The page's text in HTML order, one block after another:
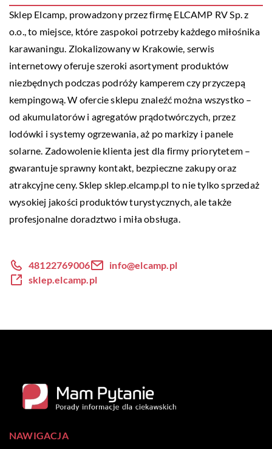
Sklep Elcamp, prowadzony przez firmę ELCAMP RV Sp. z
o.o., to miejsce, które zaspokoi potrzeby każdego miłośnika
karawaningu. Zlokalizowany w Krakowie, serwis
internetowy oferuje szeroki asortyment produktów
niezbędnych podczas podróży kamperem czy przyczepą
kempingową. W ofercie sklepu znaleźć można wszystko –
od akumulatorów i agregatów prądotwórczych, przez
lodówki i systemy ogrzewania, aż po markizy i panele
solarne. Zadowolenie klienta jest dla firmy priorytetem –
gwarantuje sprawny kontakt, bezpieczne zakupy oraz
atrakcyjne ceny. Sklep sklep.elcamp.pl to nie tylko sprzedaż
wysokiej jakości produktów turystycznych, ale także
profesjonalne doradztwo i miła obsługa.
48122769006
info@elcamp.pl
sklep.elcamp.pl
NAWIGACJA